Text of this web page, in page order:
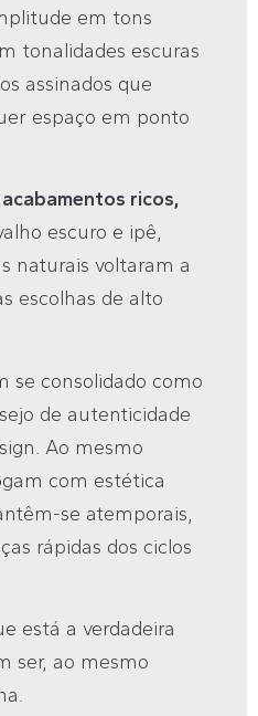
em tons
tonalidades escuras
assinados que
espaço em ponto
ricos,
escuro e ipê,
naturais voltaram a
escolhas de alto
se consolidado como
de autenticidade
Ao mesmo
com estética
se atemporais,
rápidas dos ciclos
está a verdadeira
ser, ao mesmo